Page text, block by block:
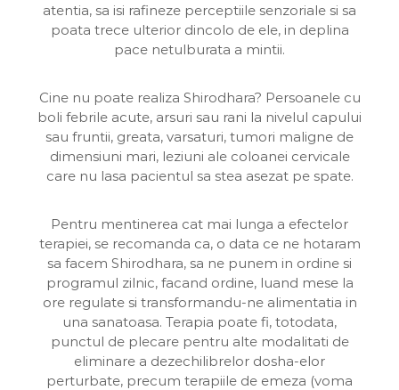
atentia, sa isi rafineze perceptiile senzoriale si sa
poata trece ulterior dincolo de ele, in deplina
pace netulburata a mintii.
Cine nu poate realiza Shirodhara? Persoanele cu
boli febrile acute, arsuri sau rani la nivelul capului
sau fruntii, greata, varsaturi, tumori maligne de
dimensiuni mari, leziuni ale coloanei cervicale
care nu lasa pacientul sa stea asezat pe spate.
Pentru mentinerea cat mai lunga a efectelor
terapiei, se recomanda ca, o data ce ne hotaram
sa facem Shirodhara, sa ne punem in ordine si
programul zilnic, facand ordine, luand mese la
ore regulate si transformandu-ne alimentatia in
una sanatoasa. Terapia poate fi, totodata,
punctul de plecare pentru alte modalitati de
eliminare a dezechilibrelor dosha-elor
perturbate, precum terapiile de emeza (voma